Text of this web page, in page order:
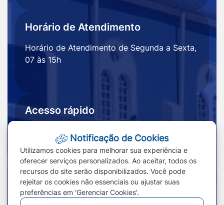
Horário de Atendimento
Horário de Atendimento de Segunda a Sexta,
07 às 15h
Acesso rápido
Transparência
Redefinir cookies
Notificação de Cookies
Utilizamos cookies para melhorar sua experiência e
oferecer serviços personalizados. Ao aceitar, todos os
recursos do site serão disponibilizados. Você pode
rejeitar os cookies não essenciais ou ajustar suas
preferências em 'Gerenciar Cookies'.